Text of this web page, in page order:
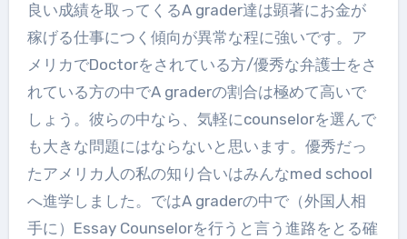
良い成績を取ってくるA grader達は顕著にお金が
稼げる仕事につく傾向が異常な程に強いです。ア
メリカでDoctorをされている方/優秀な弁護士をさ
れている方の中でA graderの割合は極めて高いで
しょう。彼らの中なら、気軽にcounselorを選んで
も大きな問題にはならないと思います。優秀だっ
たアメリカ人の私の知り合いはみんなmed school
へ進学しました。ではA graderの中で（外国人相
手に）Essay Counselorを行うと言う進路をとる確